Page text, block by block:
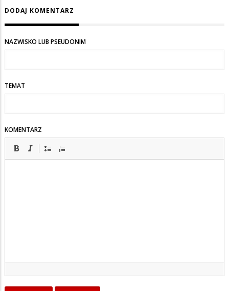
DODAJ KOMENTARZ
NAZWISKO LUB PSEUDONIM
TEMAT
KOMENTARZ